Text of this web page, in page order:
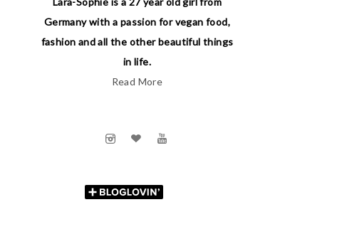
Germany with a passion for vegan food,
fashion and all the other beautiful things
in life.
Read More